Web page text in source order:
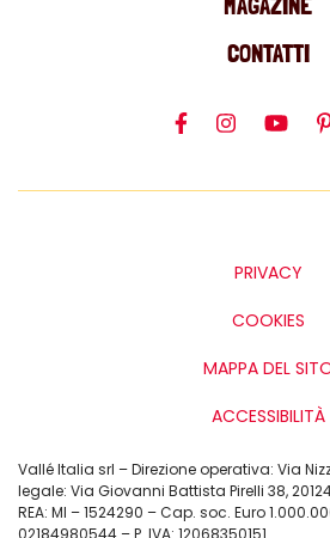
CONTATTI
PRIVACY
COOKIES
MAPPA DEL
ACCESSIBILITÀ
Vallé Italia srl – Direzione operativa: Via
legale: Via Giovanni Battista Pirelli 38,
REA: MI – 1524290 – Cap. soc. Euro
02184980544 – P. IVA: 12068350151